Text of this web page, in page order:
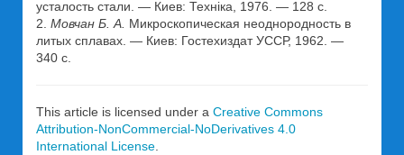
усталость стали. — Киев: Техніка, 1976. — 128 с.
2. Мовчан Б. А. Микроскопическая неоднородность в
литых сплавах. — Киев: Гостехиздат УССР, 1962. —
340 с.
This article is licensed under a Creative Commons
Attribution-NonCommercial-NoDerivatives 4.0
International License